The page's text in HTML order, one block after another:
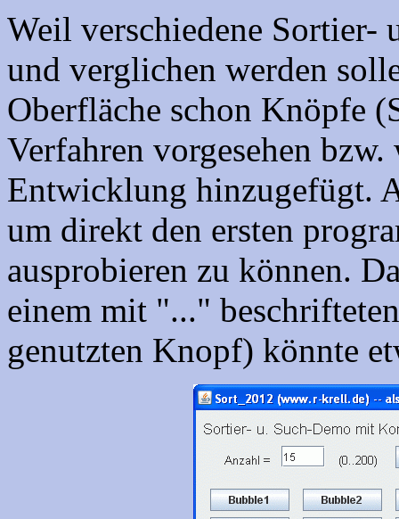
Weil verschiedene Sortier-
und verglichen werden
Oberfläche schon Knöpfe
Verfahren vorgesehen
Entwicklung hinzugefügt.
um direkt den ersten
ausprobieren zu können.
einem mit "..."
genutzten Knopf) könnte